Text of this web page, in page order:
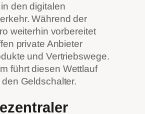
den digitalen
Während der
weiterhin vorbereitet
private Anbieter
und Vertriebswege.
führt diesen Wettlauf
Geldschalter.